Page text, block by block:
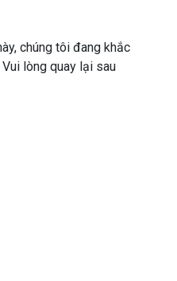
chúng tôi đang khắc
lòng quay lại sau